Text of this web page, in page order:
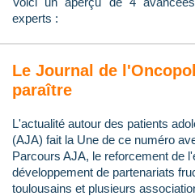
experts :
Le Journal de
paraître
L'actualité autour des patients
(AJA) fait la Une de ce numéro
Parcours AJA, le reforcement de
développement de partenariats
toulousains et plusieurs